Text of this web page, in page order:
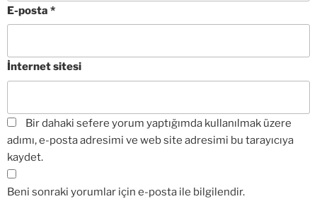
E-posta *
İnternet sitesi
Bir dahaki sefere yorum yaptığımda kullanılmak üzere
adımı, e-posta adresimi ve web site adresimi bu tarayıcıya
kaydet.
Beni sonraki yorumlar için e-posta ile bilgilendir.